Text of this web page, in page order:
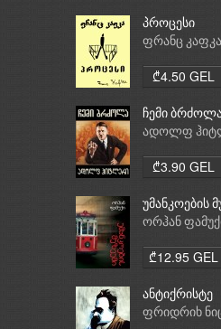
პროცესი
ფრანც კაფკა
₾4.50 GEL
ჩემი
ადოლფ
₾3.90 GEL
უმანკოების
ორჰან
₾12.95 GEL
ანტიქრისტე
ფრიდრიხ